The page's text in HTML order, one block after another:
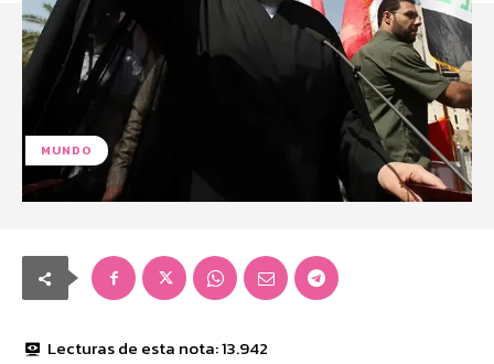
MUNDO
Lecturas de esta nota:13.942